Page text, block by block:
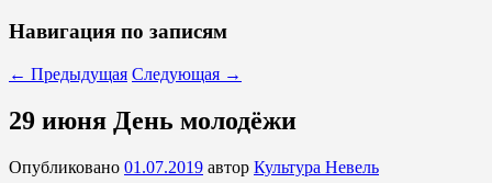
Навигация по записям
← Предыдущая Следующая →
29 июня День молодёжи
Опубликовано 01.07.2019 автор Культура Невель